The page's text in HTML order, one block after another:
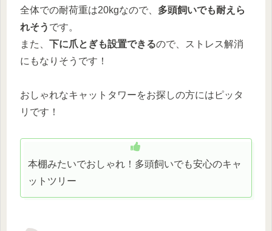
全体での耐荷重は20kgなので、 多頭飼いでも耐えら
れそう です。
また、 下に爪とぎも設置できるので、ストレス解消
にもなりそうです！
おしゃれなキャットタワーをお探しの方にはピッタ
リです！
本棚みたいでおしゃれ！多頭飼いでも安心のキャ
ットツリー